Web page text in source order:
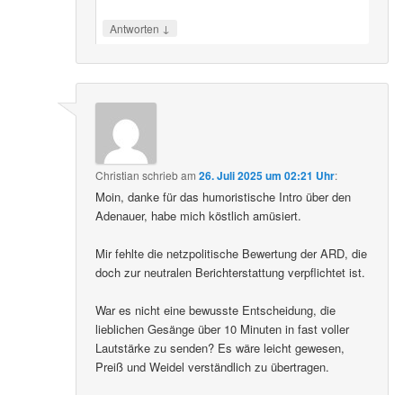
Antworten ↓
Christian schriebam26. Juli 2025 um 02:21 Uhr:
Moin, danke für das humoristische Intro über den
Adenauer, habe mich köstlich amüsiert.
Mir fehlte die netzpolitische Bewertung der ARD, die
doch zur neutralen Berichterstattung verpflichtet ist.
War es nicht eine bewusste Entscheidung, die
lieblichen Gesänge über 10 Minuten in fast voller
Lautstärke zu senden? Es wäre leicht gewesen,
Preiß und Weidel verständlich zu übertragen.